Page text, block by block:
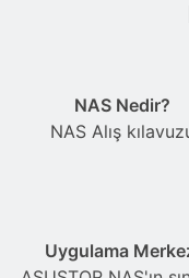
NAS Nedir?
NAS Alış
Uygulama